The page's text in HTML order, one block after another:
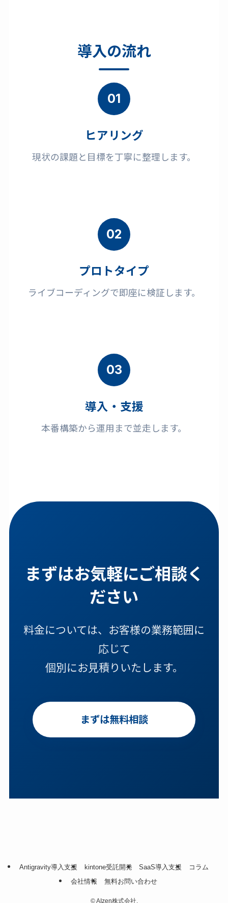
導入の流れ
01
ヒアリング
現状の課題と目標を丁寧に整理します。
02
プロトタイプ
ライブコーディングで即座に検証します。
03
導入・支援
本番構築から運用まで並走します。
まずはお気軽にご相談く
ださい
料金については、お客様の業務範囲に
応じて
個別にお見積りいたします。
まずは無料相談
Antigravity導入支援 kintone受託開発 SaaS導入支援
コラム
会社情報
無料お問い合わせ
©AIzen株式会社.